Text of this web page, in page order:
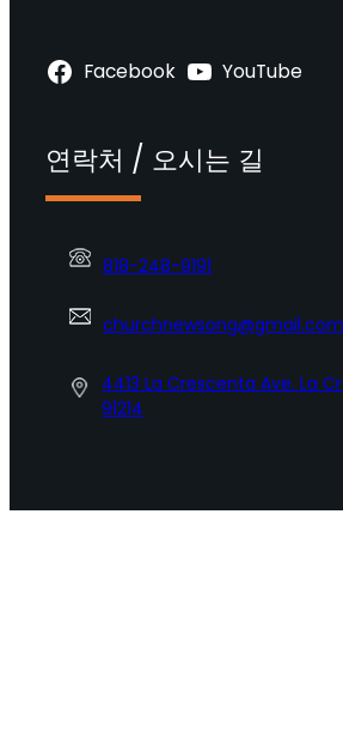
Facebook YouTube
연락처 / 오시는 길
818-248-9191
churchnewsong@gmail.com
4413 La Crescenta Ave. La
91214